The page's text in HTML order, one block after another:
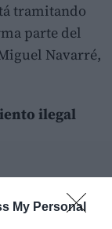
My Personal
tramitando
parte del
Navarré,
ilegal